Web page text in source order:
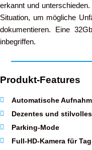
erkannt und
Situation, um mögliche
dokumentieren. Eine
inbegriffen.
Produkt-Features
Automatische
Dezentes und
Parking-Mode
Full-HD-Kamera für